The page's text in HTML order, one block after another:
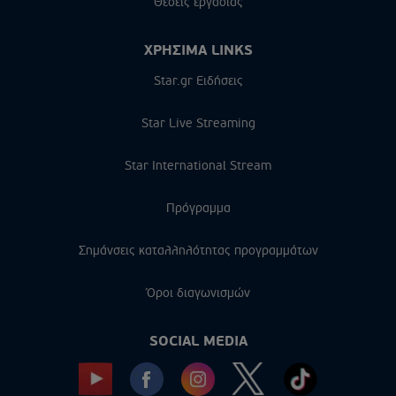
ΧΡΗΣΙΜΑ LINKS
Star.gr Ειδήσεις
Star Live Streaming
Star International Stream
Πρόγραμμα
Σημάνσεις καταλληλότητας προγραμμάτων
Όροι διαγωνισμών
SOCIAL MEDIA